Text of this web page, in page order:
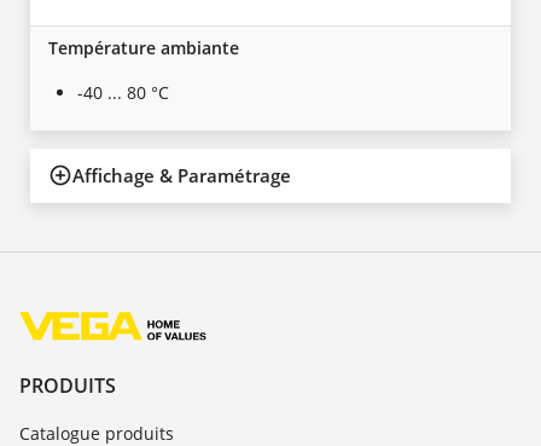
Température ambiante
-40 ... 80 °C
Affichage & Paramétrage
PRODUITS
Catalogue produits